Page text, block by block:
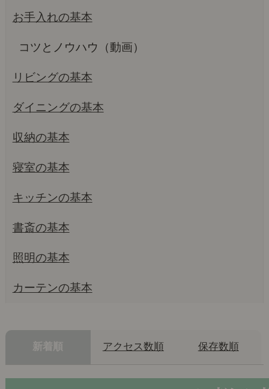
お手入れの基本
コツとノウハウ（動画）
リビングの基本
ダイニングの基本
収納の基本
寝室の基本
キッチンの基本
書斎の基本
照明の基本
カーテンの基本
新着順 アクセス数順 保存数順